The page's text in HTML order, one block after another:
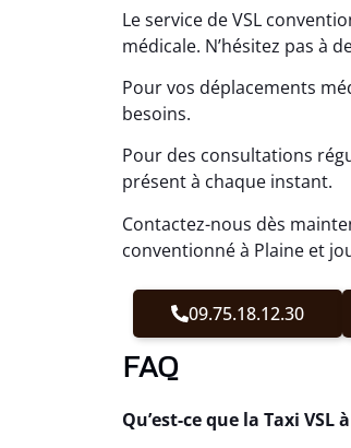
Le service de VSL
médicale. N’hésitez pas à
Pour vos déplacements
besoins.
Pour des consultations
présent à chaque instant.
Contactez-nous dès
conventionné à Plaine et
09.75.18.12.30
FAQ
Qu’est-ce que la Taxi VSL